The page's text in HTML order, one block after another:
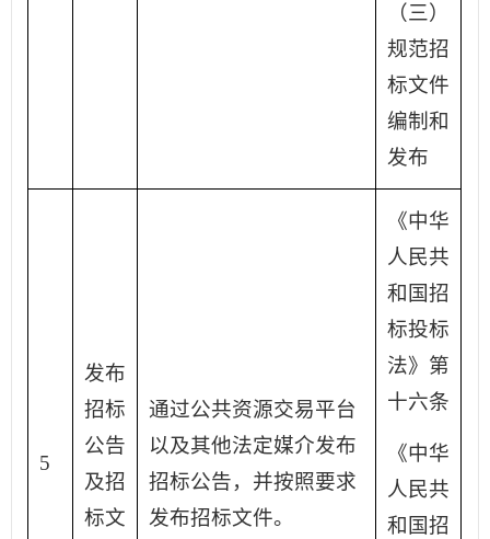
（三）
规范招
标文件
编制和
发布
5
发布
招标
公告
及招
标文
通过公共资源交易平台
以及其他法定媒介发布
招标公告，并按照要求
发布招标文件。
《中华
人民共
和国招
标投标
法》第
十六条
《中华
人民共
和国招